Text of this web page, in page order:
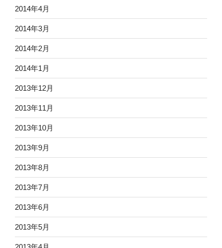
2014年4月
2014年3月
2014年2月
2014年1月
2013年12月
2013年11月
2013年10月
2013年9月
2013年8月
2013年7月
2013年6月
2013年5月